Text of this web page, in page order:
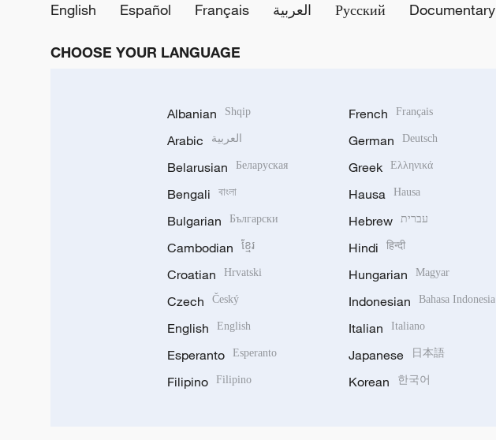
English
Español Français العربية Русский Documentary
CHOOSE YOUR LANGUAGE
Albanian Shqip
Arabic العربية
Belarusian Беларуская
Bengali বাংলা
Bulgarian Български
Cambodian ខ្មែរ
Croatian Hrvatski
Czech Český
English English
Esperanto Esperanto
Filipino Filipino
French Français
German Deutsch
Greek Ελληνικά
Hausa Hausa
Hebrew עברית
Hindi हिन्दी
Hungarian Magyar
Indonesian Bahasa Indonesia
Italian Italiano
Japanese 日本語
Korean 한국어